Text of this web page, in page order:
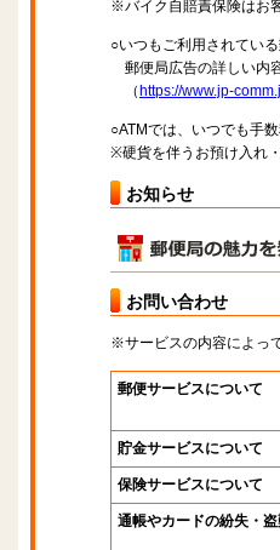
※バイク自賠責保険はお
○いつもご利用されてい
郵便局広告の詳しい内
（ https://www.jp-
○ATMでは、いつでも手
※硬貨を伴うお預け入れ
お知らせ
お問い合わせ
※サービスの内容によっ
郵便サービスについて
貯金サービスについて
保険サービスについて
通帳やカードの紛失・